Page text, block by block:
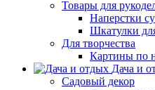
Товары для
Наперстки
Шкатулки
Для творчества
Картины по
Дача и
Садовый декор